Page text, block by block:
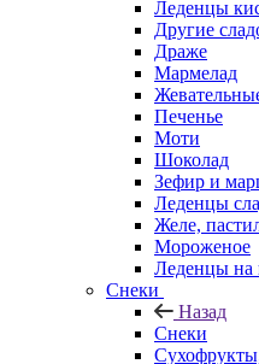
Леденцы
Другие
Драже
Мармелад
Печенье
Моти
Шоколад
Зефир и
Леденцы
Желе,
Мороженое
Леденцы на
Снеки
Назад
Снеки